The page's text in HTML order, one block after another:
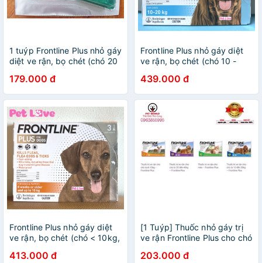
1 tuýp Frontline Plus nhỏ gáy
diệt ve rận, bọ chét (chó 20
179.000 đ
Frontline Plus nhỏ gáy diệt
ve rận, bọ chét (chó 10 -
439.000 đ
Frontline Plus nhỏ gáy diệt
ve rận, bọ chét (chó < 10kg,
413.000 đ
[1 Tuýp] Thuốc nhỏ gáy trị
ve rận Frontline Plus cho chó
203.000 đ